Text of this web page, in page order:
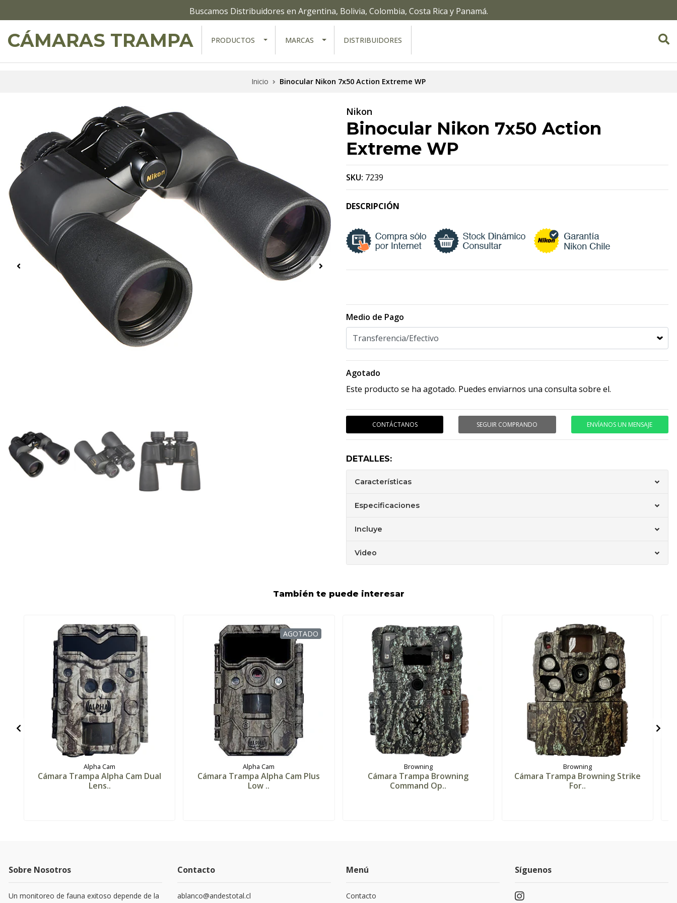
CÁMARAS TRAMPA PRODUCTOS MARCAS DISTRIBUIDORES
Buscamos Distribuidores en Argentina, Bolivia, Colombia, Costa Rica y Panamá.
Inicio Binocular Nikon 7x50 Action Extreme WP
Nikon
Binocular Nikon 7x50 Action
Extreme WP
SKU: 7239
DESCRIPCIÓN
Medio de Pago
Agotado
Este producto se ha agotado. Puedes enviarnos una consulta sobre el.
CONTÁCTANOS SEGUIR COMPRANDO ENVÍANOS UN MENSAJE
DETALLES:
Características
Especificaciones
Incluye
Video
También te puede interesar
Alpha Cam
Cámara Trampa Alpha Cam Dual
Lens..
AGOTADO
Alpha Cam
Cámara Trampa Alpha Cam Plus
Low ..
Browning
Cámara Trampa Browning
Command Op..
Browning
Cámara Trampa Browning Strike
For..
Sobre Nosotros
Un monitoreo de fauna exitoso depende de la
Contacto
ablanco@andestotal.cl
Menú
Contacto
Síguenos